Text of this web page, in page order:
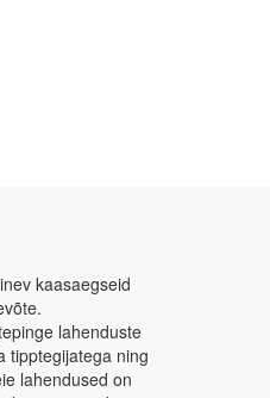
kaasaegseid
lahenduste
tipptegijatega ning
lahendused on